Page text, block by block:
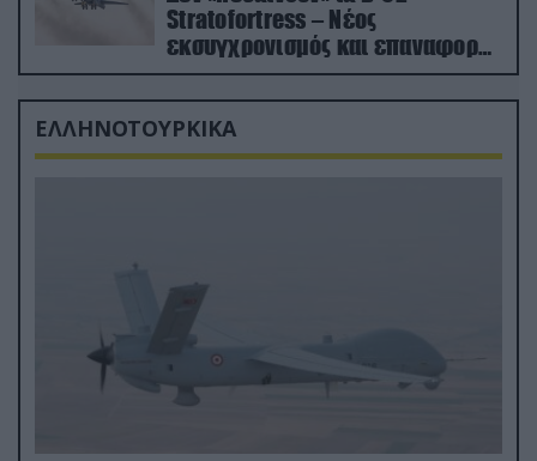
Stratofortress – Νέος
εκσυγχρονισμός και επαναφορά
από τα «νεκροταφεία»
ΕΛΛΗΝΟΤΟΥΡΚΙΚΑ